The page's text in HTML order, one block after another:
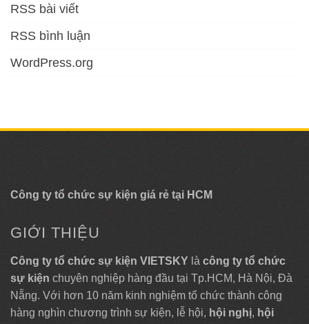
RSS bài viết
RSS bình luận
WordPress.org
Công ty tổ chức sự kiện giá rẻ tại HCM
GIỚI THIỆU
Công ty tổ chức sự kiện VIETSKY là công ty tổ chức
sự kiện chuyên nghiệp hàng đầu tại Tp.HCM, Hà Nội, Đà
Nẵng. Với hơn 10 năm kinh nghiệm tổ chức thành công
hàng nghìn chương trình sự kiện, lễ hội, hội nghị, hội